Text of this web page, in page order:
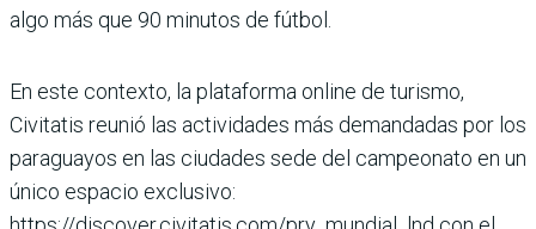
algo más que 90 minutos de fútbol.
En este contexto, la plataforma online de turismo,
Civitatis reunió las actividades más demandadas por los
paraguayos en las ciudades sede del campeonato en un
único espacio exclusivo: